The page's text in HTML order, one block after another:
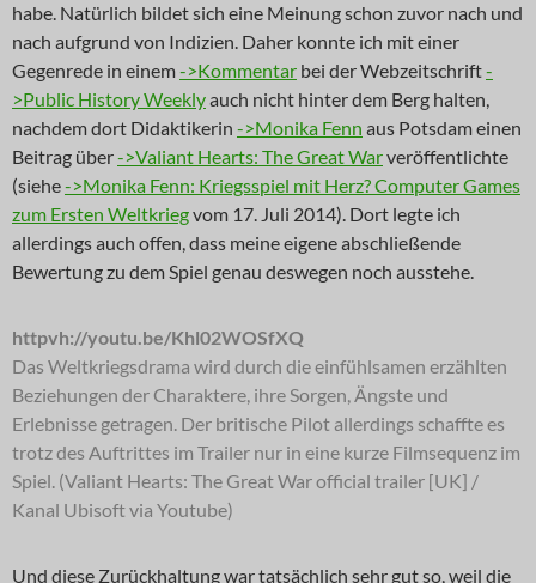
habe. Natürlich bildet sich eine Meinung schon zuvor nach und
nach aufgrund von Indizien. Daher konnte ich mit einer
Gegenrede in einem->Kommentar bei der Webzeitschrift-
>Public History Weeklyauch nicht hinter dem Berg halten,
nachdem dort Didaktikerin ->Monika Fenn aus Potsdam einen
Beitrag über->Valiant Hearts: The Great Warveröffentlichte
(siehe->Monika Fenn: Kriegsspiel mit Herz? Computer Games
zum Ersten Weltkriegvom 17. Juli 2014). Dort legte ich
allerdings auch offen, dass meine eigene abschließende
Bewertung zu dem Spiel genau deswegen noch ausstehe.
httpvh://youtu.be/Khl02WOSfXQ
Das Weltkriegsdrama wird durch die einfühlsamen erzählten
Beziehungen der Charaktere, ihre Sorgen, Ängste und
Erlebnisse getragen. Der britische Pilot allerdings schaffte es
trotz des Auftrittes im Trailer nur in eine kurze Filmsequenz im
Spiel. (Valiant Hearts: The Great War official trailer [UK] /
Kanal Ubisoft via Youtube)
Und diese Zurückhaltung war tatsächlich sehr gut so, weil die